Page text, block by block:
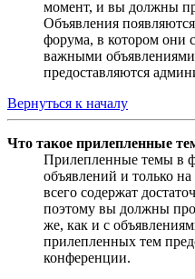
момент, и вы должны
Объявления
форума, в котором они
важными
предоставляются
Вернуться к началу
Что такое прилепленные
Прилепленные темы в
объявлений и только
всего содержат
поэтому вы должны
же, как и с
прилепленных тем
конференции.